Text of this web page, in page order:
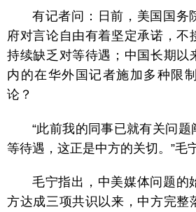
有记者问：日前，美国国务
府对言论自由有着坚定承诺，不
持续缺乏对等待遇；中国长期以
内的在华外国记者施加多种限
论？
“此前我的同事已就有关问
等待遇，这正是中方的关切。”毛
毛宁指出，中美媒体问题的
方达成三项共识以来，中方完整